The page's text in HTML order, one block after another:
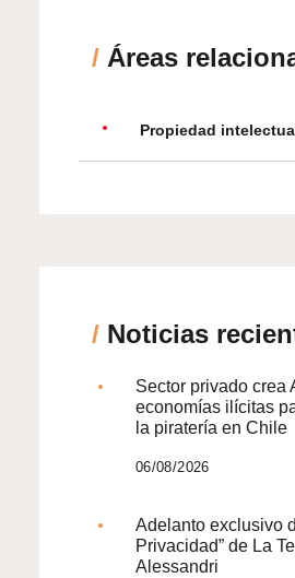
/ Áreas
Propiedad
/ Noticias
Sector privado crea
economías ilícitas
la piratería en Chile
06/08/2026
Adelanto exclusivo
Privacidad” de La
Alessandri